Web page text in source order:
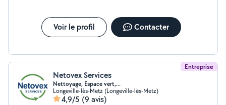
Voir le profil Contacter
Entreprise
Netovex Services
Nettoyage, Espace vert,...
Longeville-lès-Metz (Longeville-lès-Metz)
4,9/5 (9 avis)